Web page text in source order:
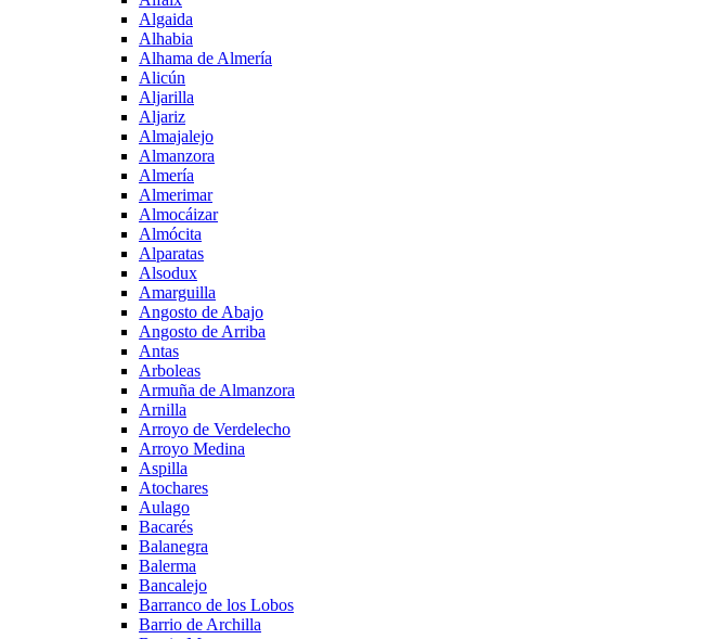
Algaida
Alhabia
Alhama de Almería
Alicún
Aljarilla
Aljariz
Almajalejo
Almanzora
Almería
Almerimar
Almocáizar
Almócita
Alparatas
Alsodux
Amarguilla
Angosto de Abajo
Angosto de Arriba
Antas
Arboleas
Armuña de Almanzora
Arnilla
Arroyo de Verdelecho
Arroyo Medina
Aspilla
Atochares
Aulago
Bacarés
Balanegra
Balerma
Bancalejo
Barranco de los Lobos
Barrio de Archilla